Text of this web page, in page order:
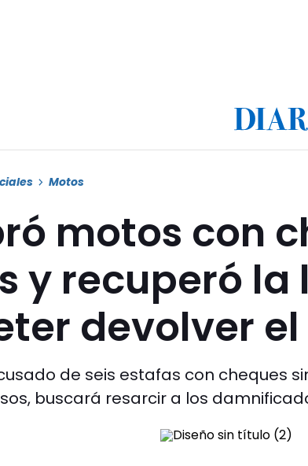
Motos
motos con
y recuperó
devolver
de seis estafas con cheques
buscará resarcir a los